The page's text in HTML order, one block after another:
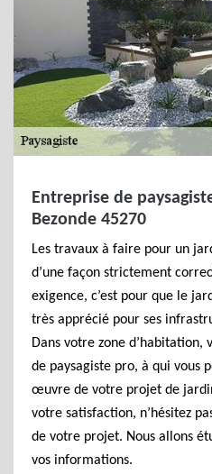
Entreprise de
Bezonde 45270
Les travaux à faire pour un
d’une façon strictement
exigence, c’est pour que le
très apprécié pour ses
Dans votre zone d’habitation,
de paysagiste pro, à qui vous
œuvre de votre projet de
votre satisfaction, n’hésitez
de votre projet. Nous allons
vos informations.